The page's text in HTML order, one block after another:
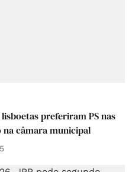
preferiram PS nas
na câmara municipal